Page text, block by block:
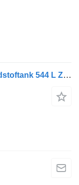
Топливный бак DAF 2198082 Brandstoftank 544 L Z.G.A.N для грузовика DAF CF / XD / XF / XG